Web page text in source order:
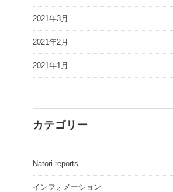
2021年3月
2021年2月
2021年1月
カテゴリー
Natori reports
インフォメーション